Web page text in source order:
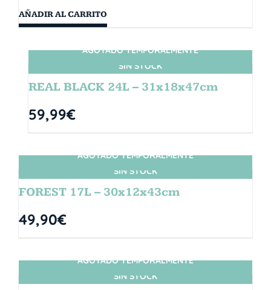
AÑADIR AL CARRITO
SIN STOCK
AGOTADO TEMPORALMENTE
REAL BLACK 24L – 31x18x47cm
59,99€
SIN STOCK
AGOTADO TEMPORALMENTE
FOREST 17L – 30x12x43cm
49,90€
SIN STOCK
AGOTADO TEMPORALMENTE